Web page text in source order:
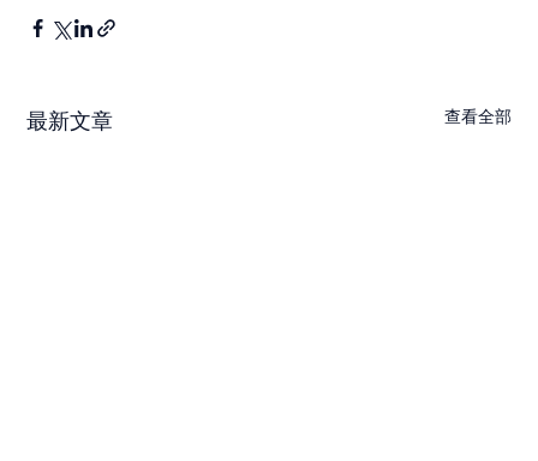
最新文章 查看全部